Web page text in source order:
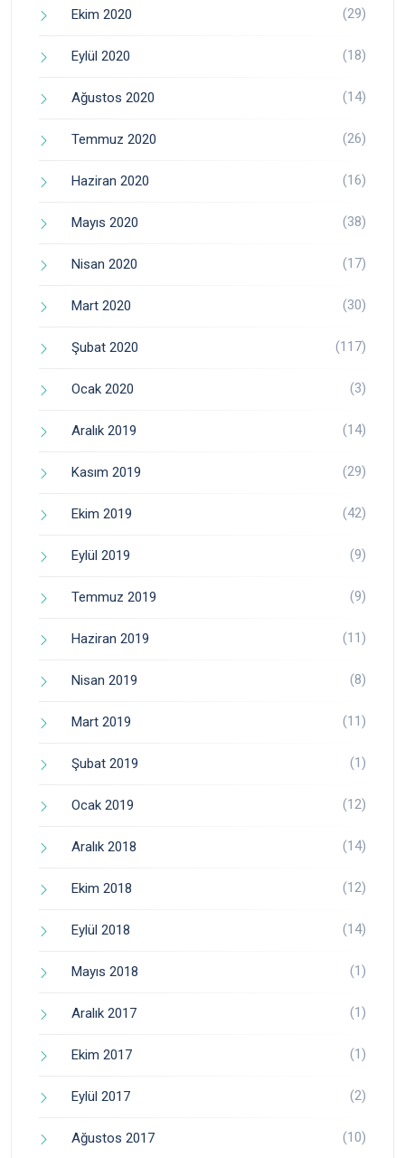
Ekim 2020 (29)
Eylül 2020 (18)
Ağustos 2020 (14)
Temmuz 2020 (26)
Haziran 2020 (16)
Mayıs 2020 (38)
Nisan 2020 (17)
Mart 2020 (30)
Şubat 2020 (117)
Ocak 2020 (3)
Aralık 2019 (14)
Kasım 2019 (29)
Ekim 2019 (42)
Eylül 2019 (9)
Temmuz 2019 (9)
Haziran 2019 (11)
Nisan 2019 (8)
Mart 2019 (11)
Şubat 2019 (1)
Ocak 2019 (12)
Aralık 2018 (14)
Ekim 2018 (12)
Eylül 2018 (14)
Mayıs 2018 (1)
Aralık 2017 (1)
Ekim 2017 (1)
Eylül 2017 (2)
Ağustos 2017 (10)